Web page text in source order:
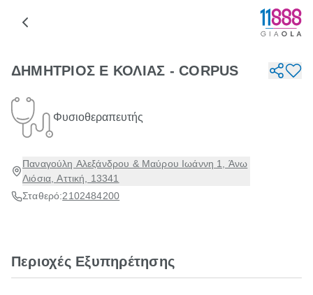
ΔΗΜΗΤΡΙΟΣ Ε ΚΟΛΙΑΣ - CORPUS
Φυσιοθεραπευτής
Παναγούλη Αλεξάνδρου & Μαύρου Ιωάννη 1, Άνω
Λιόσια, Αττική, 13341
Σταθερό:2102484200
Περιοχές Εξυπηρέτησης